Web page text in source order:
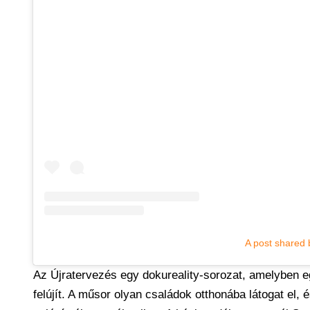
A post shared
Az Újratervezés egy dokureality-sorozat, amelyben
felújít. A műsor olyan családok otthonába látogat el,